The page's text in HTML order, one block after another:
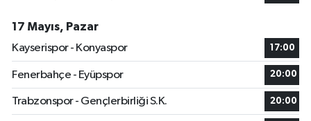
17 Mayıs, Pazar
Kayserispor - Konyaspor
17:00
Fenerbahçe - Eyüpspor 20:00
Trabzonspor - Gençlerbirliği S.K. 20:00